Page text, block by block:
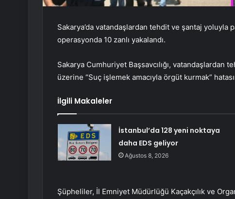
Sakarya’da vatandaşlardan tehdit ve şantaj yoluyla
operasyonda 10 zanlı yakalandı.
Sakarya Cumhuriyet Başsavcılığı, vatandaşlardan
üzerine “Suç işlemek amacıyla örgüt kurmak”
İlgili Makaleler
İstanbul’da 128 yeni noktaya
daha EDS geliyor
Ağustos 8, 2026
Şüpheliler, İl Emniyet Müdürlüğü Kaçakçılık ve